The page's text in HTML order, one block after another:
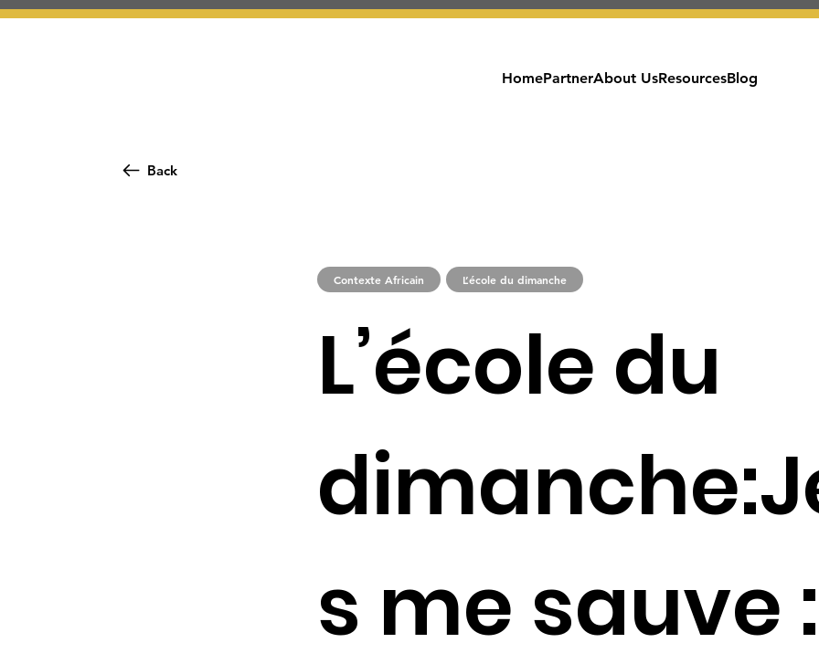
HomePartnerAbout UsResourcesBlog
Back
Contexte Africain L’école du dimanche
L’école du
s me sauve :